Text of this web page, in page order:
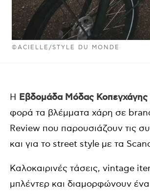
©ACIELLE/STYLE DU MONDE
Η Εβδομάδα Μόδας Κοπεγχάγης
φορά τα βλέμματα χάρη σε
Review που παρουσιάζουν τις
και για το street style με τα
Καλοκαιρινές τάσεις, vintage
μπλέντερ και διαμορφώνουν ένα